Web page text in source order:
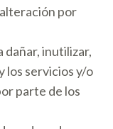
por
dañar, inutilizar,
los servicios y/o
parte de los